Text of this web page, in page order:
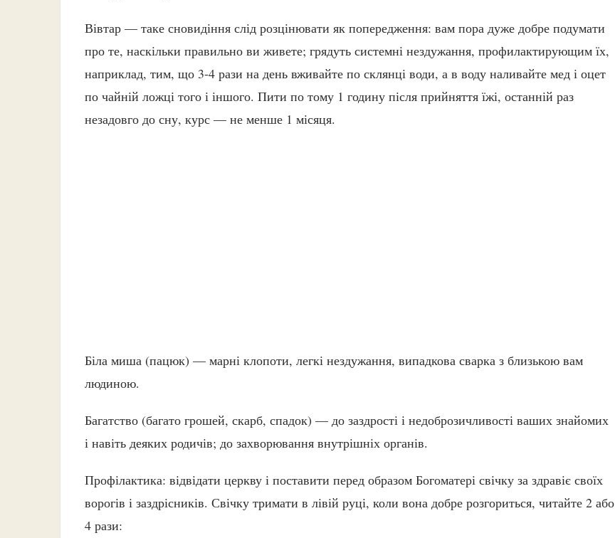
Вівтар — таке сновидіння слід розцінювати як попередження: вам пора дуже добре подумати
про те, наскільки правильно ви живете; грядуть системні нездужання, профилактирующим їх,
наприклад, тим, що 3-4 рази на день вживайте по склянці води, а в воду наливайте мед і оцет
по чайній ложці того і іншого. Пити по тому 1 годину після прийняття їжі, останній раз
незадовго до сну, курс — не менше 1 місяця.
Біла миша (пацюк) — марні клопоти, легкі нездужання, випадкова сварка з близькою вам
людиною.
Багатство (багато грошей, скарб, спадок) — до заздрості і недоброзичливості ваших знайомих
і навіть деяких родичів; до захворювання внутрішніх органів.
Профілактика: відвідати церкву і поставити перед образом Богоматері свічку за здравіє своїх
ворогів і заздрісників. Свічку тримати в лівій руці, коли вона добре розгориться, читайте 2 або
4 рази: